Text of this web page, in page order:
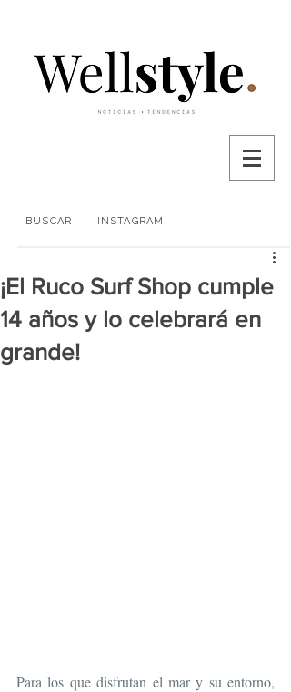
BUSCAR INSTAGRAM
¡El Ruco Surf Shop cumple
14 años y lo celebrará en
grande!
Para los que disfrutan el mar y su entorno,